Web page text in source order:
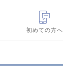
初めての方へ